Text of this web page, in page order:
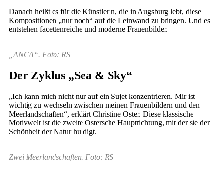
Danach heißt es für die Künstlerin, die in Augsburg lebt, diese
Kompositionen „nur noch“ auf die Leinwand zu bringen. Und es
entstehen facettenreiche und moderne Frauenbilder.
„ANCA“. Foto: RS
Der Zyklus „Sea & Sky“
„Ich kann mich nicht nur auf ein Sujet konzentrieren. Mir ist
wichtig zu wechseln zwischen meinen Frauenbildern und den
Meerlandschaften“, erklärt Christine Oster. Diese klassische
Motivwelt ist die zweite Ostersche Hauptrichtung, mit der sie der
Schönheit der Natur huldigt.
Zwei Meerlandschaften. Foto: RS